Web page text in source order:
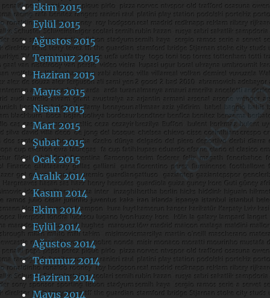
Ekim 2015
Eylül 2015
Ağustos 2015
Temmuz 2015
Haziran 2015
Mayıs 2015
Nisan 2015
Mart 2015
Şubat 2015
Ocak 2015
Aralık 2014
Kasım 2014
Ekim 2014
Eylül 2014
Ağustos 2014
Temmuz 2014
Haziran 2014
Mayıs 2014